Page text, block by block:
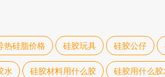
热硅脂价格 硅胶玩具 硅胶公仔
水 硅胶材料用什么胶 硅胶用什么